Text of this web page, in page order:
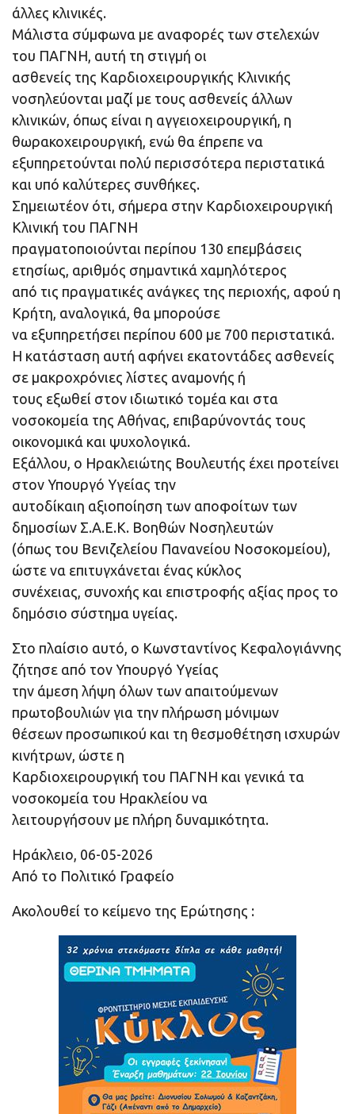
άλλες κλινικές.
Μάλιστα σύμφωνα με αναφορές των στελεχών
του ΠΑΓΝΗ, αυτή τη στιγμή οι
ασθενείς της Καρδιοχειρουργικής Κλινικής
νοσηλεύονται μαζί με τους ασθενείς άλλων
κλινικών, όπως είναι η αγγειοχειρουργική, η
θωρακοχειρουργική, ενώ θα έπρεπε να
εξυπηρετούνται πολύ περισσότερα περιστατικά
και υπό καλύτερες συνθήκες.
Σημειωτέον ότι, σήμερα στην Καρδιοχειρουργική
Κλινική του ΠΑΓΝΗ
πραγματοποιούνται περίπου 130 επεμβάσεις
ετησίως, αριθμός σημαντικά χαμηλότερος
από τις πραγματικές ανάγκες της περιοχής, αφού η
Κρήτη, αναλογικά, θα μπορούσε
να εξυπηρετήσει περίπου 600 με 700 περιστατικά.
Η κατάσταση αυτή αφήνει εκατοντάδες ασθενείς
σε μακροχρόνιες λίστες αναμονής ή
τους εξωθεί στον ιδιωτικό τομέα και στα
νοσοκομεία της Αθήνας, επιβαρύνοντάς τους
οικονομικά και ψυχολογικά.
Εξάλλου, ο Ηρακλειώτης Βουλευτής έχει προτείνει
στον Υπουργό Υγείας την
αυτοδίκαιη αξιοποίηση των αποφοίτων των
δημοσίων Σ.Α.Ε.Κ. Βοηθών Νοσηλευτών
(όπως του Βενιζελείου Πανανείου Νοσοκομείου),
ώστε να επιτυγχάνεται ένας κύκλος
συνέχειας, συνοχής και επιστροφής αξίας προς το
δημόσιο σύστημα υγείας.
Στο πλαίσιο αυτό, ο Κωνσταντίνος Κεφαλογιάννης
ζήτησε από τον Υπουργό Υγείας
την άμεση λήψη όλων των απαιτούμενων
πρωτοβουλιών για την πλήρωση μόνιμων
θέσεων προσωπικού και τη θεσμοθέτηση ισχυρών
κινήτρων, ώστε η
Καρδιοχειρουργική του ΠΑΓΝΗ και γενικά τα
νοσοκομεία του Ηρακλείου να
λειτουργήσουν με πλήρη δυναμικότητα.
Ηράκλειο, 06-05-2026
Από το Πολιτικό Γραφείο
Ακολουθεί το κείμενο της Ερώτησης :